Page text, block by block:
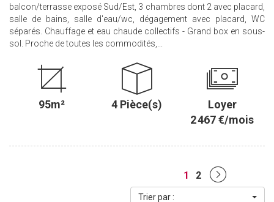
balcon/terrasse exposé Sud/Est, 3 chambres dont 2 avec placard,
salle de bains, salle d'eau/wc, dégagement avec placard, WC
séparés. Chauffage et eau chaude collectifs - Grand box en sous-
sol. Proche de toutes les commodités,...
95m² 4 Pièce(s)
Loyer
2 467 €/mois
1 2
Trier par :